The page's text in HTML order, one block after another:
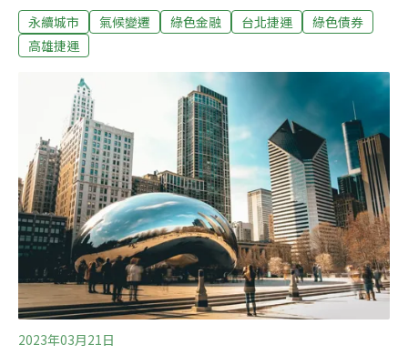
在選前三天掛牌。2024年的開局，南北兩大直轄市透過發
行永續債券想傳達什麼訊息？對台灣整體永續發展會帶來
日前後不到三天，先有分成三包的台北市政府社會責任債
券掛牌，再有高雄市政府綠色債券登錄，各自代表我國公
部門第一檔的社會責任債與綠債，在櫃買中心的分類都是
屬於「永續發展債券」。櫃買中心副總李淑暖指出，政府
單位原本就具備發行公債的資格，此次台北市府與高雄市
府在建設公債上，特別採用永續債的形式，都是要強化推
動淨零轉型與社會公平的意涵。她說，永續債券在櫃買的
分類上，包含了綠債、社會責任債、可持續發展債以及可
持續發展連結債券四大類，統計到今年初，合
永續城市 氣候變遷 綠色金融 台北捷運
綠色債券
高雄捷運
2023年03月21日